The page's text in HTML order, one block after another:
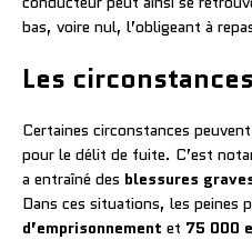
bas, voire nul, l’obligeant à
Les
Certaines circonstances
pour le délit de fuite. C’est
a entraîné des blessures
Dans ces situations, les peines
d’emprisonnement et 75 000